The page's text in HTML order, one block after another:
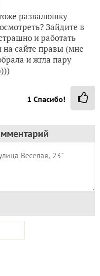
развалюшку
Зайдите в
и работать
сайте правы (мне
и жгла пару
1 Спасибо!